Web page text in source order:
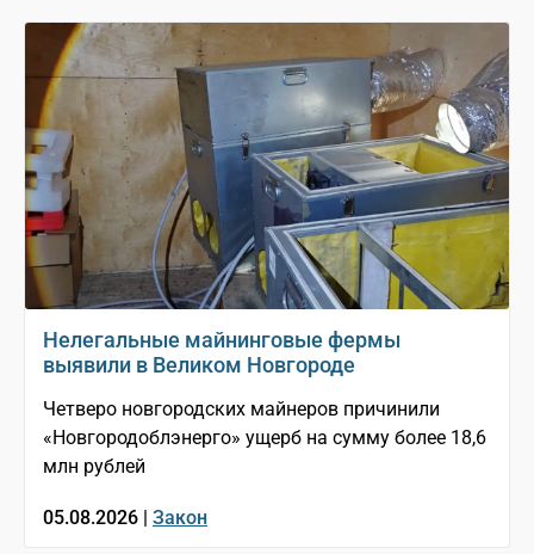
Нелегальные майнинговые фермы
выявили в Великом Новгороде
Четверо новгородских майнеров причинили
«Новгородоблэнерго» ущерб на сумму более 18,6
млн рублей
05.08.2026 | Закон